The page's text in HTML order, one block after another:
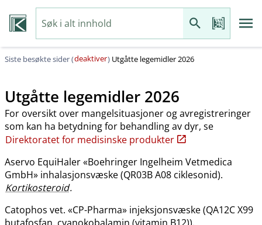
Siste besøkte sider (deaktiver) Utgåtte legemidler 2026
Utgåtte legemidler 2026
For oversikt over mangelsituasjoner og avregistreringer
som kan ha betydning for behandling av dyr, se
Direktoratet for medisinske produkter
Aservo EquiHaler «Boehringer Ingelheim Vetmedica
GmbH» inhalasjonsvæske (QR03B A08 ciklesonid).
Kortikosteroid.
Catophos vet. «CP-Pharma» injeksjonsvæske (QA12C X99